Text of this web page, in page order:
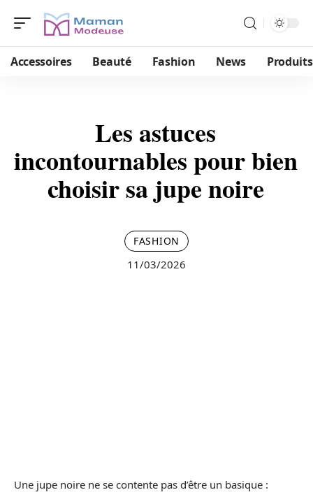
Accessoires Beauté Fashion News Produits
Les astuces
incontournables pour bien
choisir sa jupe noire
FASHION
11/03/2026
Une jupe noire ne se contente pas d’être un basique :